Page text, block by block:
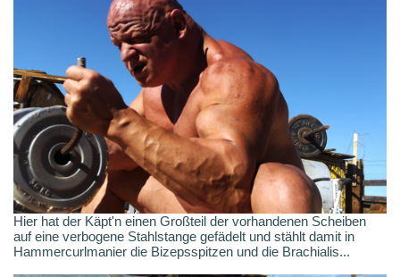
Hier hat der Käpt'n einen Großteil der vorhandenen Scheiben
auf eine verbogene Stahlstange gefädelt und stählt damit in
Hammercurlmanier die Bizepsspitzen und die Brachialis...